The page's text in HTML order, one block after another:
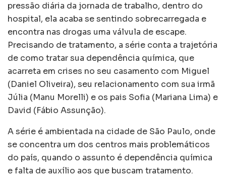
pressão diária da jornada de trabalho, dentro do
hospital, ela acaba se sentindo sobrecarregada e
encontra nas drogas uma válvula de escape.
Precisando de tratamento, a série conta a trajetória
de como tratar sua dependência química, que
acarreta em crises no seu casamento com Miguel
(Daniel Oliveira), seu relacionamento com sua irmã
Júlia (Manu Morelli) e os pais Sofia (Mariana Lima) e
David (Fábio Assunção).
A série é ambientada na cidade de São Paulo, onde
se concentra um dos centros mais problemáticos
do país, quando o assunto é dependência química
e falta de auxílio aos que buscam tratamento.